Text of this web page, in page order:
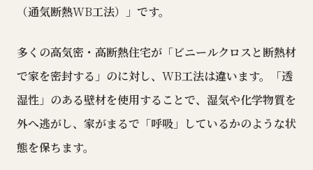
（通気断熱WB工法）」です。
多くの高気密・高断熱住宅が「ビニールクロスと断熱材
で家を密封する」のに対し、 WB工法は違います。「透
湿性」のある壁材を使用することで、湿気や化学物質を
外へ逃がし、家がまるで「呼吸」しているかのような状
態を保ちます。